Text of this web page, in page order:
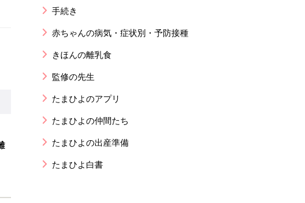
手続き
赤ちゃんの病気・症状別・予防接種
きほんの離乳食
監修の先生
たまひよのアプリ
たまひよの仲間たち
たまひよの出産準備
たまひよ白書